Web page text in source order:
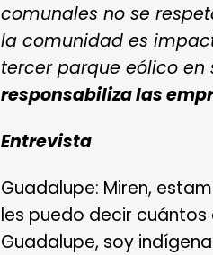
comunales no se
la comunidad es
tercer parque eólico en
responsabiliza las
Entrevista
Guadalupe: Miren,
les puedo decir
Guadalupe, soy